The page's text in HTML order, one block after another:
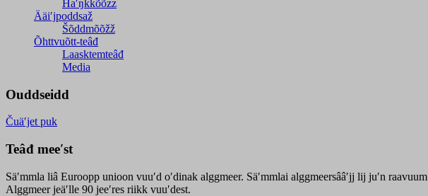
Haʹŋǩǩõõzz
Ääiʹjpoddsaž
Šõddmõõžž
Õhttvuõtt-teâđ
Laasktemteâđ
Media
Ouddseidd
Čuäʹjet puk
Teâđ meeʹst
Säʹmmla liâ Euroopp unioon vuuʹd oʹdinak alggmeer. Säʹmmlai alggmeersââʹjj lij juʹn raavuum
Alggmeer jeäʹlle 90 jeeʹres riikk vuuʹdest.